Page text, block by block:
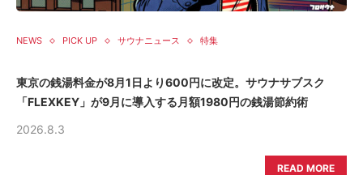
NEWS PICK UP サウナニュース 特集
東京の銭湯料金が8月1日より600円に改定。サウナサブスク
「FLEXKEY」が9月に導入する月額1980円の銭湯節約術
2026.8.3
READ MORE